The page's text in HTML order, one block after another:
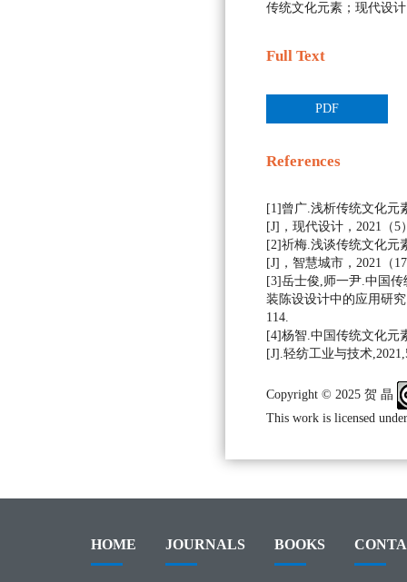
传统文化元素；现代设
Full Text
PDF
References
[1]曾广.浅析传统文化元
[J]，现代设计，2021（5
[2]祈梅.浅谈传统文化元
[J]，智慧城市，2021（
[3]岳士俊,师一尹.中国
装陈设设计中的应用研
114.
[4]杨智.中国传统文化元
[J].轻纺工业与技术
Copyright © 2025 贺 晶
This work is licensed
HOME JOURNALS BOOKS